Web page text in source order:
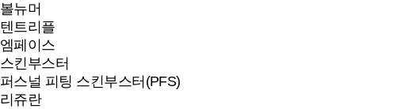
볼뉴머
텐트리플
엠페이스
스킨부스터
퍼스널 피팅 스킨부스터(PFS)
리쥬란